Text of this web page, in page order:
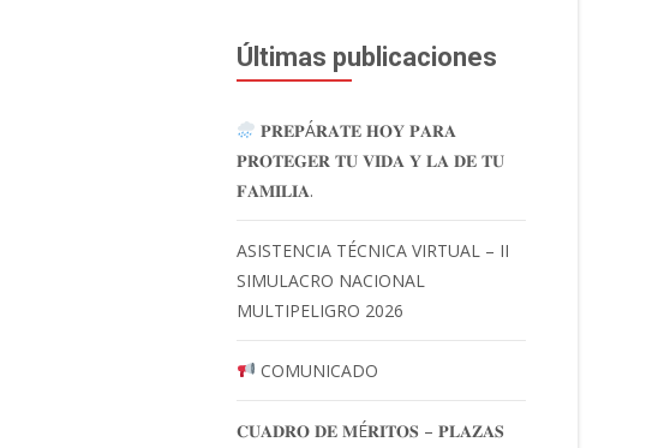
Últimas publicaciones
𝐏𝐑𝐄𝐏Á𝐑𝐀𝐓𝐄 𝐇𝐎𝐘 𝐏𝐀𝐑𝐀
𝐏𝐑𝐎𝐓𝐄𝐆𝐄𝐑 𝐓𝐔 𝐕𝐈𝐃𝐀 𝐘 𝐋𝐀 𝐃𝐄 𝐓𝐔
𝐅𝐀𝐌𝐈𝐋𝐈𝐀.
ASISTENCIA TÉCNICA VIRTUAL – II
SIMULACRO NACIONAL
MULTIPELIGRO 2026
COMUNICADO
𝐂𝐔𝐀𝐃𝐑𝐎 𝐃𝐄 𝐌É𝐑𝐈𝐓𝐎𝐒 – 𝐏𝐋𝐀𝐙𝐀𝐒